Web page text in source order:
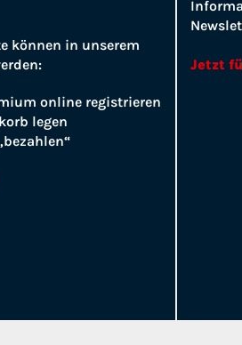
können in unserem
online registrieren
legen
Jetzt